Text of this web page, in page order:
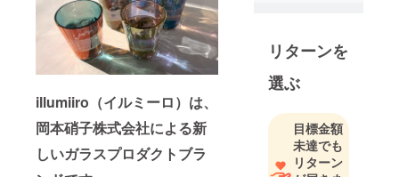
illumiiro（イルミーロ）は、
岡本硝子株式会社による新
しいガラスプロダクトブラ
品・光学部
ています。
リターンを
選ぶ
目標金額
未達でも
リターン